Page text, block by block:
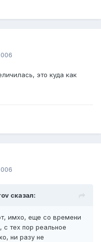
это куда как
сказал:
имхо, еще со времени
с тех пор реальное
ни разу не